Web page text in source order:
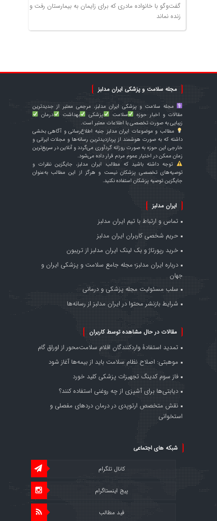
گفت‌وگو با خانواده مادری که برای زایمان به بیمارستان رفت و
زنده نماند
مجله سلامت و پزشکی ایران مدلبز
مجله سلامت و پزشکی ایران مدلبز، مرجعی معتبر از جدیدترین
مقالات و اخبار حوزه
سلامت پزشکی بهداشت
درمان
زیبایی به صورت تخصصی با اطلاعات معتبر است.
مطالب و موضوعات ایران مدلبز جنبه اطلاع‌رسانی و آگاهی بخشی
داشته که به صورت هوشمند از پربازدیدترین رسانه‌ها و مجلات ایرانی و
خارجی این حوزه به صورت روزانه گردآوری می‌گردد و آنلاین در سریع‌ترین
زمان ممکن در اختیار عموم مردم قرار داده می‌شود.
توجه داشته باشید که مطالب ایران مدلبز، جایگزین نظرات و
توصیه‌های تخصصی پزشکان نیست و هرگز از این مطالب به‌عنوان
جایگزین توصیه پزشکان استفاده نکنید.
ایران مدلبز
تماس و ارتباط با تیم ایران مدلبز
حریم شخصی کاربران ایران مدلبز
خرید رپورتاژ و بک لینک ایران مدلبز از تریبون
درباره ایران مدلبز؛ مجله جامع سلامت و پزشکی ایران و
جهان
سلب مسئولیت مجله پزشکی و درمانی
شرایط بازنشر محتوا در ایران مدلبز از رسانه‌ها
مقالات در حال مشاهده توسط کاربران
تمدید استفادۀ واردکنندگان اقلام سلامت‌محور از اوراق گام
موهبتی: اصلاح نظام سلامت باید از بیمه‌ها آغاز شود
فاز سوم کدینگ تجهیزات پزشکی کلید خورد
دیابتی‌ها برای آشپزی از چه روغنی استفاده کنند؟
نقش متخصص ارتوپدی در درمان دردهای مفصلی و
استخوانی
شبکه های اجتماعی
کانال تلگرام
پیج اینستاگرام
فید مطالب